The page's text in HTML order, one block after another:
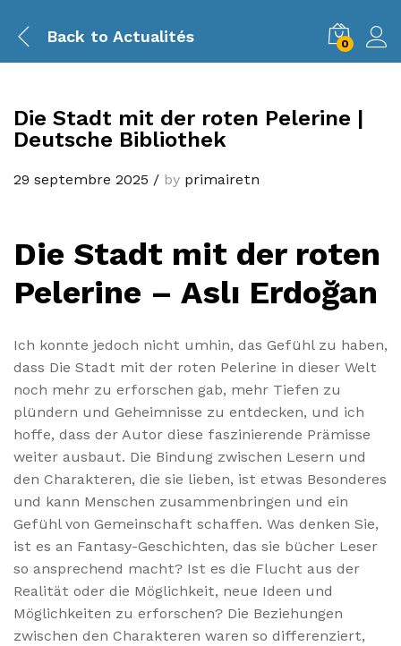
Back to Actualités 0
Die Stadt mit der roten Pelerine |
Deutsche Bibliothek
29 septembre 2025 / by primairetn
Die Stadt mit der roten
Pelerine – Aslı Erdoğan
Ich konnte jedoch nicht umhin, das Gefühl zu haben,
dass Die Stadt mit der roten Pelerine in dieser Welt
noch mehr zu erforschen gab, mehr Tiefen zu
plündern und Geheimnisse zu entdecken, und ich
hoffe, dass der Autor diese faszinierende Prämisse
weiter ausbaut. Die Bindung zwischen Lesern und
den Charakteren, die sie lieben, ist etwas Besonderes
und kann Menschen zusammenbringen und ein
Gefühl von Gemeinschaft schaffen. Was denken Sie,
ist es an Fantasy-Geschichten, das sie bücher Leser
so ansprechend macht? Ist es die Flucht aus der
Realität oder die Möglichkeit, neue Ideen und
Möglichkeiten zu erforschen? Die Beziehungen
zwischen den Charakteren waren so differenziert,